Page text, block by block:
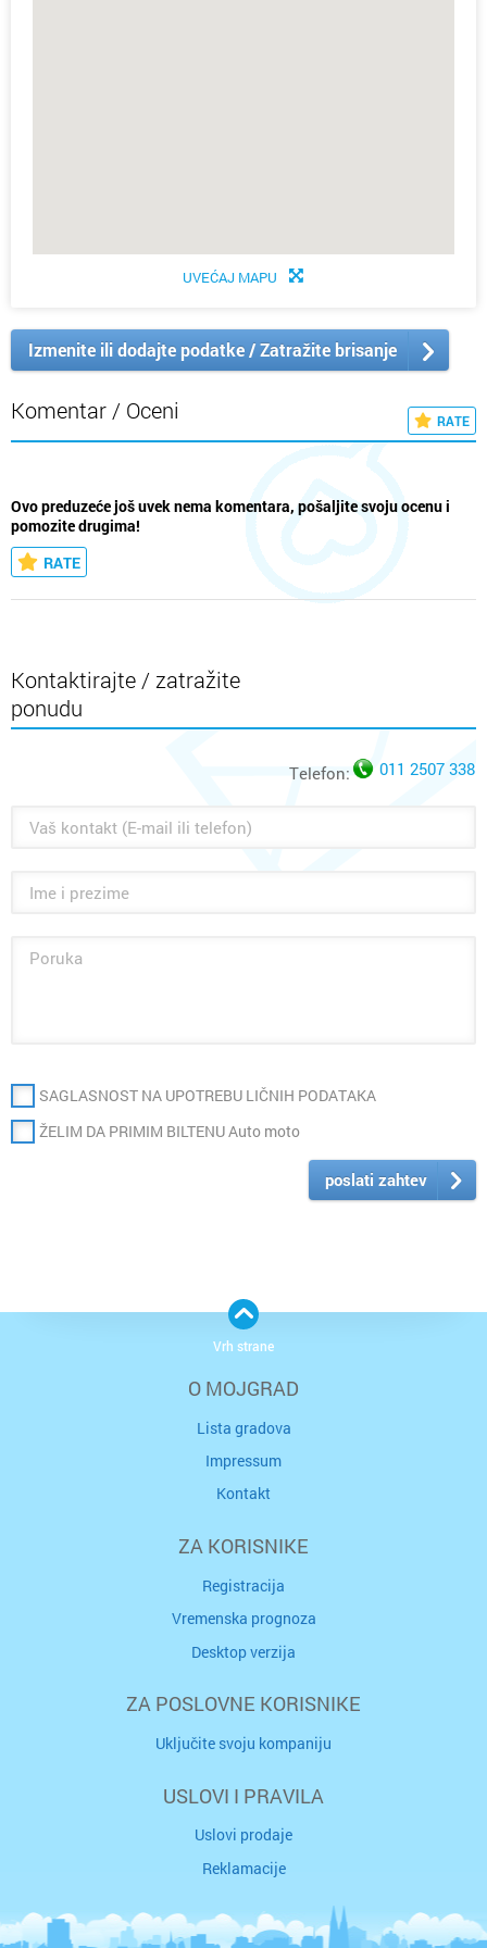
UVEĆAJ MAPU
Izmenite ili dodajte podatke / Zatražite brisanje
Komentar / Oceni RATE
Ovo preduzeće još uvek nema komentara, pošaljite svoju ocenu i
pomozite drugima!
RATE
Kontaktirajte / zatražite
ponudu
Telefon: 011 2507 338
SAGLASNOST NA UPOTREBU LIČNIH PODATAKA
ŽELIM DA PRIMIM BILTENU Auto moto
poslati zahtev
O MOJGRAD
Lista gradova
Impressum
Kontakt
ZA KORISNIKE
Registracija
Vremenska prognoza
Desktop verzija
ZA POSLOVNE KORISNIKE
Uključite svoju kompaniju
USLOVI I PRAVILA
Uslovi prodaje
Reklamacije
Vrh strane